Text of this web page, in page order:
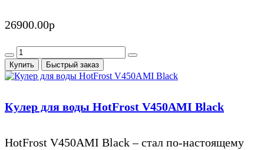
26900.00р
Купить Быстрый заказ
Кулер для воды HotFrost V450AMI Black
HotFrost V450AMI Black – стал по-настоящему